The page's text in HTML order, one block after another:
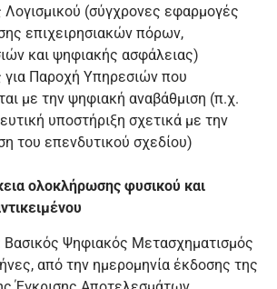
(σύγχρονες εφαρμογές
επιχειρησιακών πόρων,
και ψηφιακής ασφάλειας)
Παροχή Υπηρεσιών που
με την ψηφιακή αναβάθμιση (π.χ.
υποστήριξη σχετικά με την
του επενδυτικού σχεδίου)
ολοκλήρωσης φυσικού και
Ψηφιακός Μετασχηματισμός
από την ημερομηνία έκδοσης της